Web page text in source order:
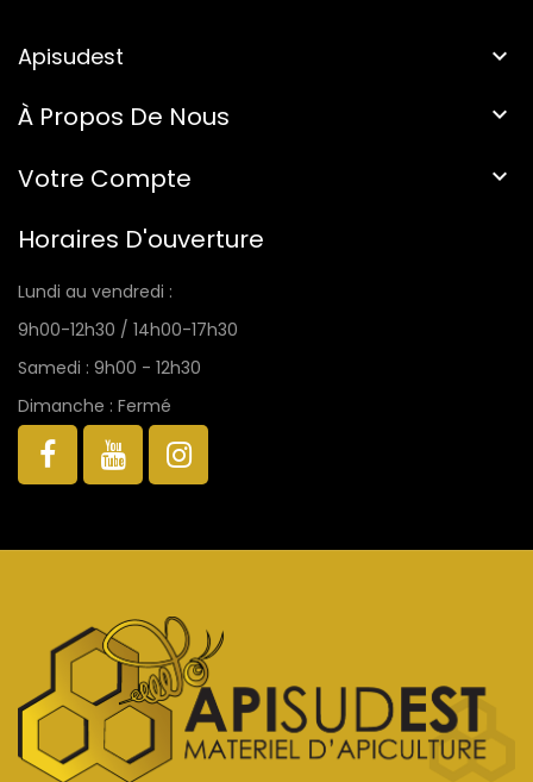
Apisudest 
À Propos De Nous 
Votre Compte 
Horaires D'ouverture
Lundi au vendredi :
9h00-12h30 / 14h00-17h30
Samedi : 9h00 - 12h30
Dimanche : Fermé